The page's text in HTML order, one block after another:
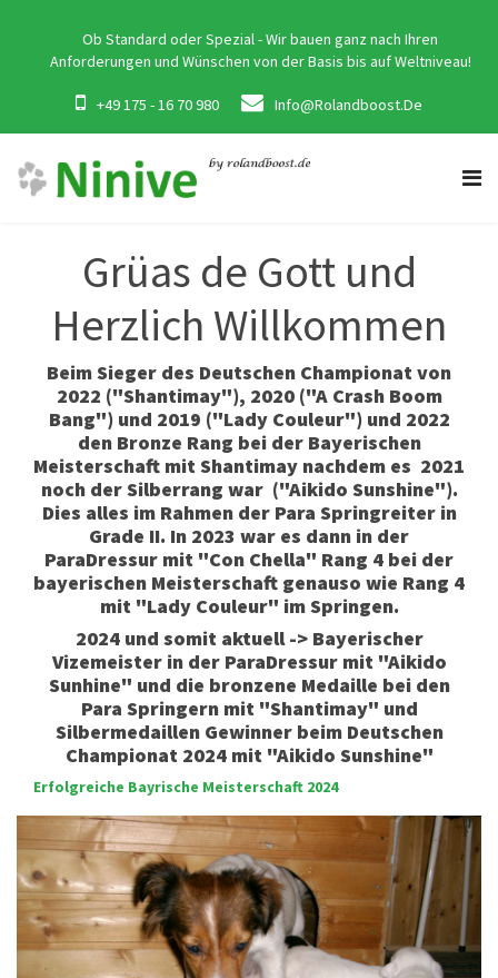
Ob Standard oder Spezial - Wir bauen ganz nach Ihren
Anforderungen und Wünschen von der Basis bis auf Weltniveau!
+49 175 - 16 70 980 Info@rolandboost.de
Grüas de Gott und
Herzlich Willkommen
Beim Sieger des Deutschen Championat von
2022 ("Shantimay"), 2020 ("A Crash Boom
Bang") und 2019 ("Lady Couleur") und 2022
den Bronze Rang bei der Bayerischen
Meisterschaft mit Shantimay nachdem es 2021
noch der Silberrang war ("Aikido Sunshine").
Dies alles im Rahmen der Para Springreiter in
Grade II. In 2023 war es dann in der
ParaDressur mit "Con Chella" Rang 4 bei der
bayerischen Meisterschaft genauso wie Rang 4
mit "Lady Couleur" im Springen.
2024 und somit aktuell -> Bayerischer
Vizemeister in der ParaDressur mit "Aikido
Sunhine" und die bronzene Medaille bei den
Para Springern mit "Shantimay" und
Silbermedaillen Gewinner beim Deutschen
Championat 2024 mit "Aikido Sunshine"
Erfolgreiche Bayrische Meisterschaft 2024